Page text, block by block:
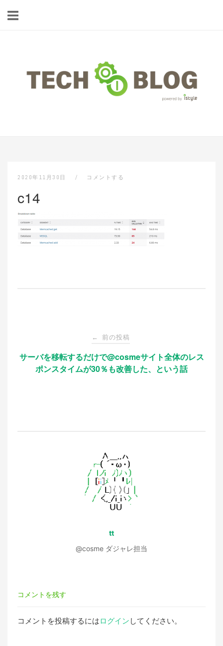
2020年11月30日 コメントする
c14
稿
← 前の投稿
サーバを移転するだけで@cosmeサイト全体のレス
ポンスタイムが30％も改善した、という話
tt
@cosme ダジャレ担当
コメントを残す
コメントを投稿するにはログイン してください。